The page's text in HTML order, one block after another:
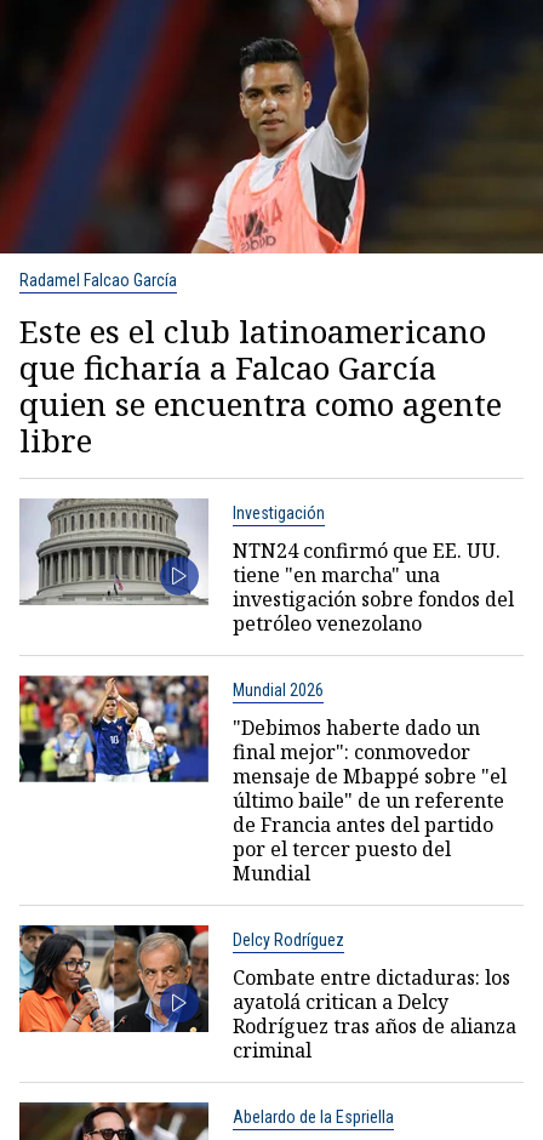
Radamel Falcao García
Este es el club latinoamericano
que ficharía a Falcao García
quien se encuentra como agente
libre
Investigación
NTN24 confirmó que EE. UU.
tiene "en marcha" una
investigación sobre fondos del
petróleo venezolano
Mundial 2026
"Debimos haberte dado un
final mejor": conmovedor
mensaje de Mbappé sobre "el
último baile" de un referente
de Francia antes del partido
por el tercer puesto del
Mundial
Delcy Rodríguez
Combate entre dictaduras: los
ayatolá critican a Delcy
Rodríguez tras años de alianza
criminal
Abelardo de la Espriella